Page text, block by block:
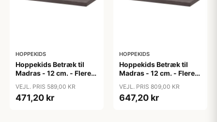
HOPPEKIDS
Hoppekids Betræk til
Madras - 12 cm. - Flere
VEJL. PRIS 589,00 KR
471,20 kr
HOPPEKIDS
Hoppekids Betræk til
Madras - 12 cm. - Flere
VEJL. PRIS 809,00 KR
647,20 kr